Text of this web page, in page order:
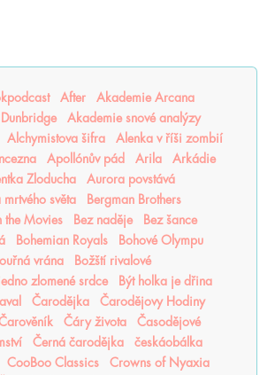
After
Akademie Arcana
Akademie snové analýzy
Alchymistova šifra
Alenka v říši zombií
Apollónův pád Arila
Arkádie
Zloducha
Aurora povstává
mrtvého světa
Bergman Brothers
the Movies
Bez naděje
Bez šance
Bohemian Royals
Bohové Olympu
vrána
Božští rivalové
zlomené srdce
Být holka je dřina
Čarodějka
Čarodějovy Hodiny
Čáry života
Časodějové
Černá čarodějka
českáobálka
CooBoo Classics
Crowns of Nyaxia